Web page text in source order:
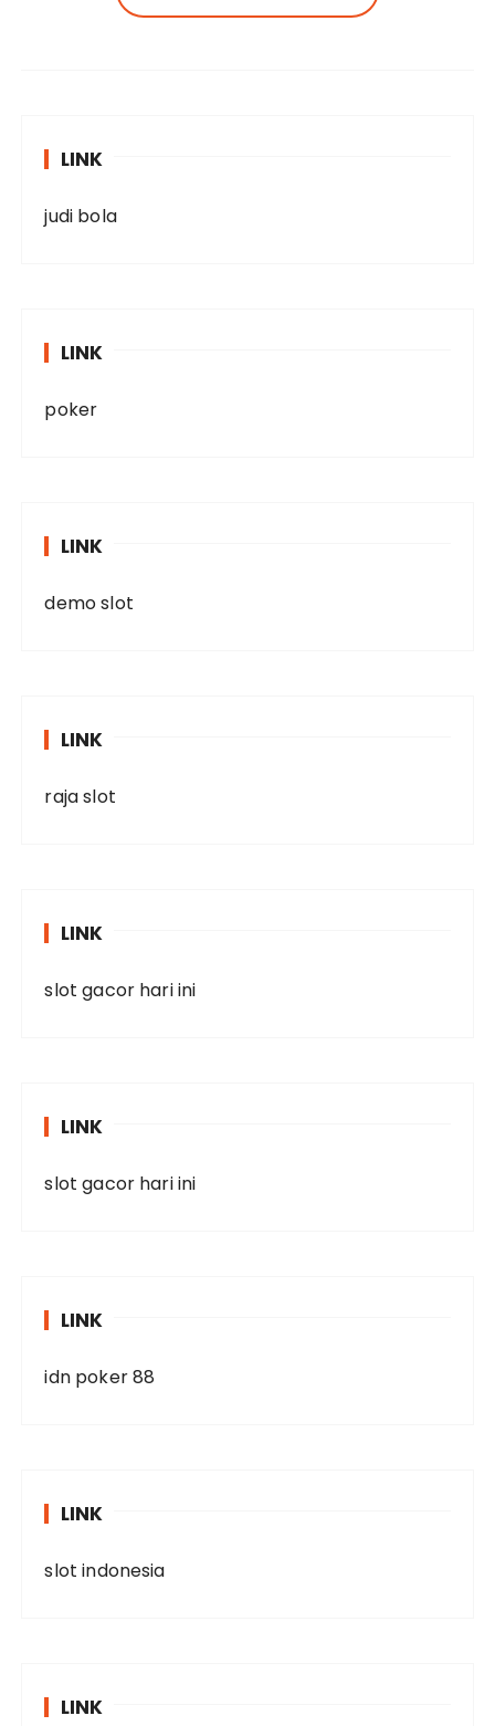
LINK
judi bola
LINK
poker
LINK
demo slot
LINK
raja slot
LINK
slot gacor hari ini
LINK
slot gacor hari ini
LINK
idn poker 88
LINK
slot indonesia
LINK